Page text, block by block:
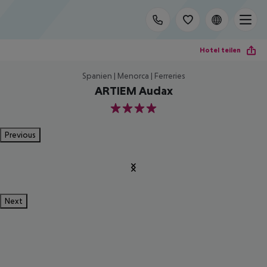
Hotel teilen
Spanien | Menorca | Ferreries
ARTIEM Audax
4
Previous
Next